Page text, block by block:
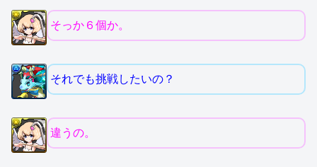
そっか６個か。
それでも挑戦したいの？
違うの。